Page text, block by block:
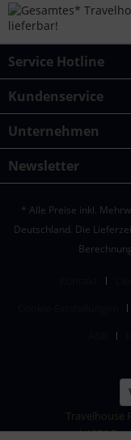
Service Hotline
Kundenservice
Unternehmen
Newsletter
* Alle Preise inkl.
Deutschland. Die
Travelhouse
|1876